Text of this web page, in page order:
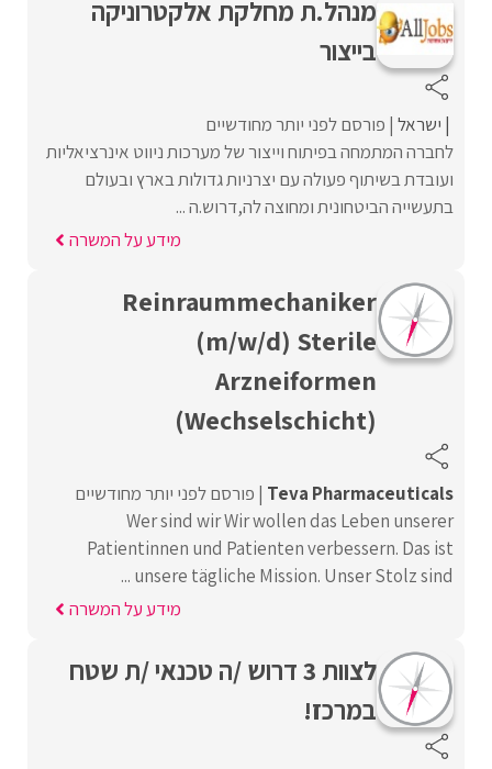
מנהל.ת מחלקת אלקטרוניקה
בייצור
ישראל פורסם לפני יותר מחודשיים
לחברה המתמחה בפיתוח וייצור של מערכות ניווט אינרציאליות
ועובדת בשיתוף פעולה עם יצרניות גדולות בארץ ובעולם
בתעשייה הביטחונית ומחוצה לה,דרוש.ה ...
מידע על המשרה
Reinraummechaniker
(m/w/d) Sterile
Arzneiformen
(Wechselschicht)
Teva Pharmaceuticals פורסם לפני יותר מחודשיים
Wer sind wir Wir wollen das Leben unserer
Patientinnen und Patienten verbessern. Das ist
unsere tägliche Mission. Unser Stolz sind ...
מידע על המשרה
לצוות 3 דרוש /ה טכנאי /ת שטח
במרכז!